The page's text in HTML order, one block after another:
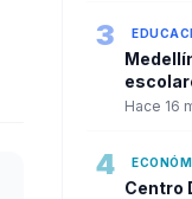
3
para
Hace 16
4
Centro